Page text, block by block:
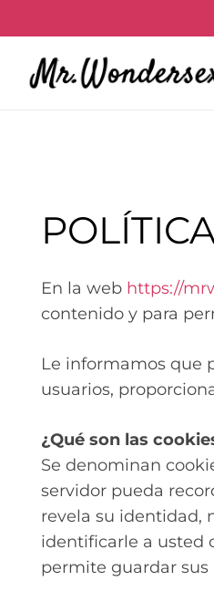
En la web https://
contenido y para
Le informamos que
usuarios,
¿Qué son las
Se denominan
servidor pueda
revela su identidad,
identificarle a usted
permite guardar sus